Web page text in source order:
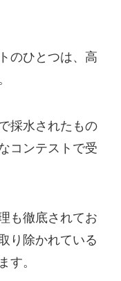
のひとつは、高
採水されたもの
コンテストで受
も徹底されてお
り除かれている
す。